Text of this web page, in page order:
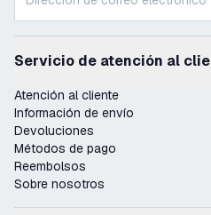
Servicio de atención al
Atención al cliente
Información de envío
Devoluciones
Métodos de pago
Reembolsos
Sobre nosotros